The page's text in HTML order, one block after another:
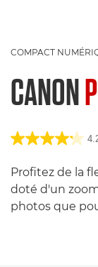
COMPACT
CANON
Profitez de la
doté d'un
photos que